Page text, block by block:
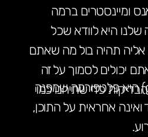
גטיקט (geticket.co.il) היא פלטפורמה שמפנה
ואינה אחראית על התוכן,
ומיינסטרים ברמה
היא לוודא שכל
תהיה בול מה שאתם
יכולים לסמוך על זה
כדי שתיהנו כמו